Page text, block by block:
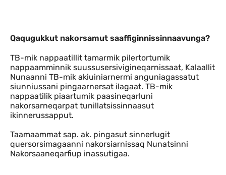
Qaqugukkut nakorsamut
Qaqugukkut nakorsamut saaffiginnissinnaavunga?
TB-mik nappaatillit tamarmik pilertortumik
nappaamminnik suussusersivigineqarnissaat, Kalaallit
Nunaanni TB-mik akiuiniarnermi anguniagassatut
siunniussani pingaarnersat ilagaat. TB-mik
nappaatilik piaartumik paasineqarluni
nakorsarneqarpat tunillatsissinnaasut
ikinnerussapput.
Taamaammat sap. ak. pingasut sinnerlugit
quersorsimagaanni nakorsiarnissaq Nunatsinni
Nakorsaaneqarfiup inassutigaa.